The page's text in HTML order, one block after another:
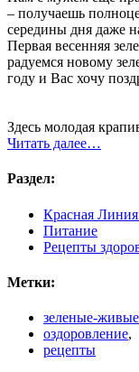
– получаешь
середины дня даже
Первая весенняя
радуемся новому
году и Вас хочу
Здесь молодая
Читать далее…
Раздел:
Красная
Питание
Рецепты
Метки:
зеленые-
оздоровление,
рецепты